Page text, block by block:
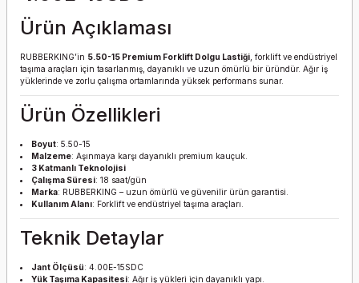
Ürün Açıklaması
RUBBERKING’in 5.50-15 Premium Forklift Dolgu Lastiği , forklift ve endüstriyel
taşıma araçları için tasarlanmış, dayanıklı ve uzun ömürlü bir üründür. Ağır iş
yüklerinde ve zorlu çalışma ortamlarında yüksek performans sunar.
Ürün Özellikleri
Boyut: 5.50-15
Malzeme: Aşınmaya karşı dayanıklı premium kauçuk.
3 Katmanlı Teknolojisi
Çalışma Süresi: 18 saat/gün
Marka: RUBBERKING – uzun ömürlü ve güvenilir ürün garantisi.
Kullanım Alanı: Forklift ve endüstriyel taşıma araçları.
Teknik Detaylar
Jant Ölçüsü: 4.00E-15SDC
Yük Taşıma Kapasitesi: Ağır iş yükleri için dayanıklı yapı.